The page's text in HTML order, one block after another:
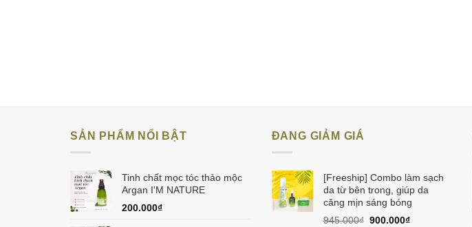
SẢN PHẨM NỔI BẬT
Tinh chất mọc tóc thảo mộc
Argan I'M NATURE
200.000₫
ĐANG GIẢM GIÁ
[Freeship] Combo làm sạch
da từ bên trong, giúp da
căng mịn sáng bóng
945.000₫ Giá
900.000₫Giá